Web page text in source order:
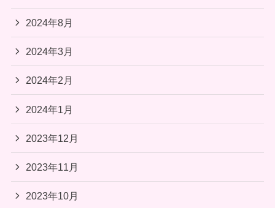
2024年8月
2024年3月
2024年2月
2024年1月
2023年12月
2023年11月
2023年10月